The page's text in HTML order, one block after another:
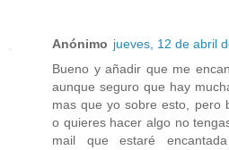
Anónimo jueves, 12 de abril
Bueno y añadir que me
aunque seguro que hay
mas que yo sobre esto, pero
o quieres hacer algo no
mail que estaré